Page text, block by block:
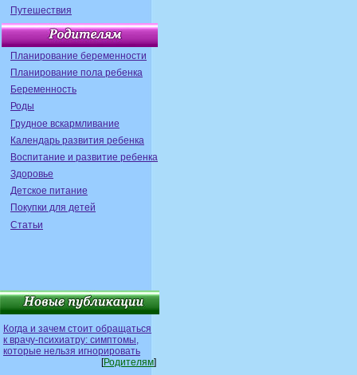
Путешествия
Планирование беременности
Планирование пола ребенка
Беременность
Роды
Грудное вскармливание
Календарь развития ребенка
Воспитание и развитие ребенка
Здоровье
Детское питание
Покупки для детей
Статьи
Когда и зачем стоит обращаться
к врачу-психиатру: симптомы,
которые нельзя игнорировать
[Родителям]